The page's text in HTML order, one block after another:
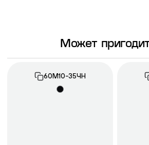
Информация о гарантии
Может
60М10-35ЧН